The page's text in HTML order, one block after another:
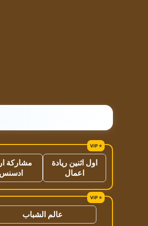
اول اثنين ريادة
اعمال
مشاركة
ادسنس
عالم الشباب